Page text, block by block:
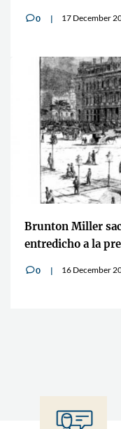
v0 17 December
Brunton Miller
entredicho a la
v0 16 December